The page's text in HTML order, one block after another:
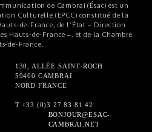
de Cambrai (Ésac) est un
Culturelle (EPCC) constitué de la
de-France, de l’État – Direction
Hauts-de-France –, et de la Chambre
de-France.
130, ALLÉE SAINT-ROCH
59400 CAMBRAI
NORD FRANCE
T +33 (0)3 27 83 81 42
BONJOUR@ESAC-
CAMBRAI.NET